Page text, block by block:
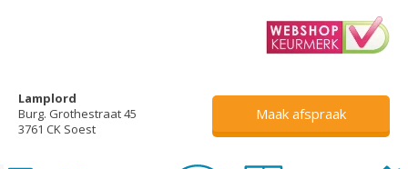
Lamplord
Burg. Grothestraat 45
3761 CK Soest
Maak afspraak